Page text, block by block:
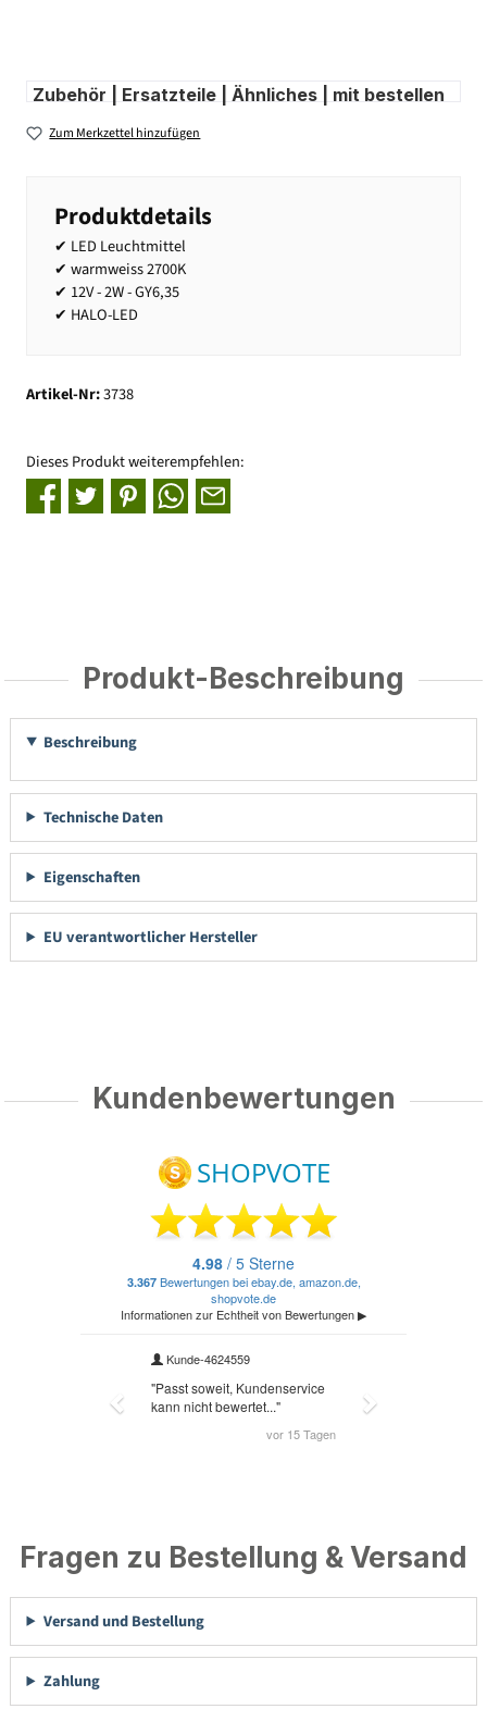
Zubehör | Ersatzteile | Ähnliches | mit bestellen
Zum Merkzettel hinzufügen
Produktdetails
✔ LED Leuchtmittel
✔ warmweiss 2700K
✔ 12V - 2W - GY6,35
✔ HALO-LED
Artikel-Nr:3738
Dieses Produkt weiterempfehlen:
Produkt-Beschreibung
Beschreibung
Technische Daten
Eigenschaften
EU verantwortlicher Hersteller
Kundenbewertungen
Fragen zu Bestellung & Versand
Versand und Bestellung
Zahlung